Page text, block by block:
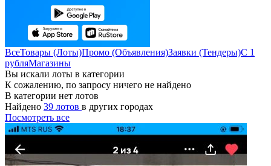
ВсеТовары (Лоты)Промо (Объявления)Заявки (Тендеры)С 1
рубляМагазины
Вы искали лоты в категории
К сожалению, по запросу ничего не найдено
В категории нет лотов
Найдено 39 лотов в других городах
Посмотреть все